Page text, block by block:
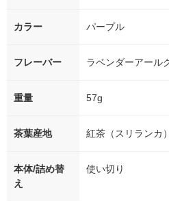
カラー パープル
フレーバー ラベンダーアール
重量 57g
茶葉産地 紅茶（スリランカ）
本体/詰め替
え
使い切り